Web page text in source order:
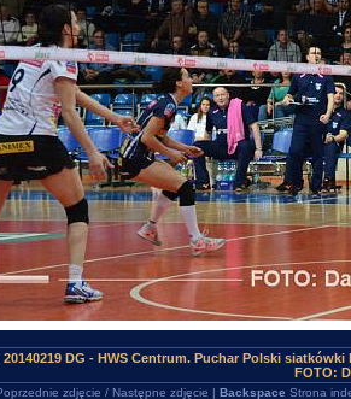
20140219 DG - HWS Centrum. Puchar Polski
FOTO:
zdjęcie / Następne zdjęcie | Backspace Strona